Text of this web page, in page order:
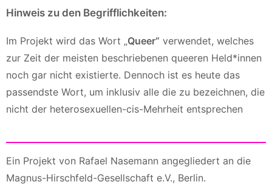
Hinweis zu den Begrifflichkeiten:
Im Projekt wird das Wort „Queer“ verwendet, welches
zur Zeit der meisten beschriebenen queeren Held*innen
noch gar nicht existierte. Dennoch ist es heute das
passendste Wort, um inklusiv alle die zu bezeichnen, die
nicht der heterosexuellen-cis-Mehrheit entsprechen
Ein Projekt von Rafael Nasemann angegliedert an die
Magnus-Hirschfeld-Gesellschaft e.V., Berlin.